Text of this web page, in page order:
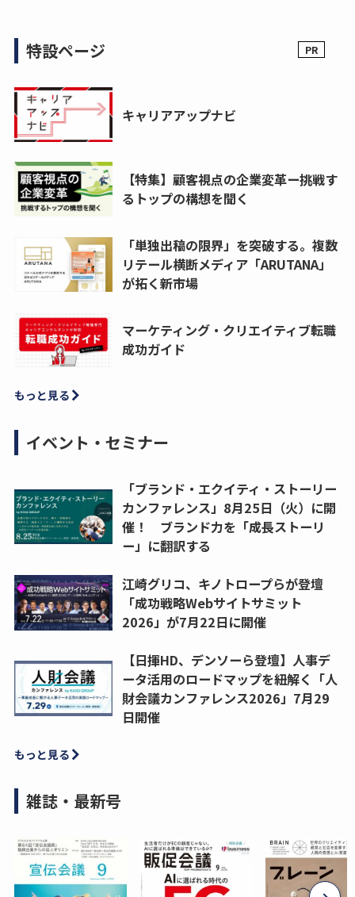
特設ページ
キャリアアップナビ
【特集】顧客視点の企業変革ー挑戦す
るトップの構想を聞く
「単独出稿の限界」を突破する。複数
リテール横断メディア「ARUTANA」
が拓く新市場
マーケティング・クリエイティブ転職
成功ガイド
もっと見る
イベント・セミナー
「ブランド・エクイティ・ストーリー
カンファレンス」8月25日（火）に開
催！ ブランド力を「成長ストーリ
ー」に翻訳する
江崎グリコ、キノトロープらが登壇
「成功戦略Webサイトサミット
2026」が7月22日に開催
【日揮HD、デンソーら登壇】人事デ
ータ活用のロードマップを紐解く「人
財会議カンファレンス2026」7月29
日開催
もっと見る
雑誌・最新号